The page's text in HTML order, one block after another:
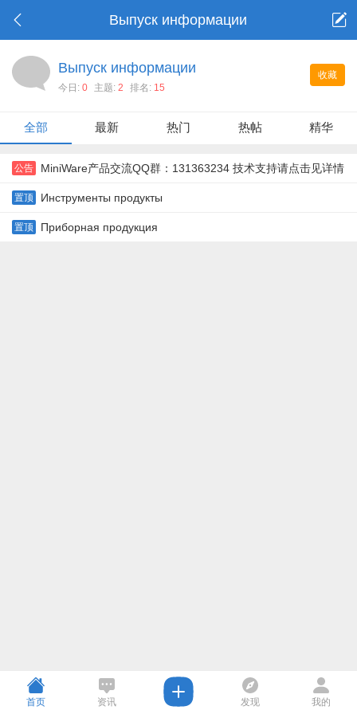
Выпуск информации
收藏
Выпуск информации
今日: 0 主题: 2 排名: 15
全部 最新 热门 热帖 精华
公告 MiniWare产品交流QQ群：131363234 技术支持请点击见详情
置顶 Инструменты продукты
置顶 Приборная продукция
首页 资讯 发现 我的